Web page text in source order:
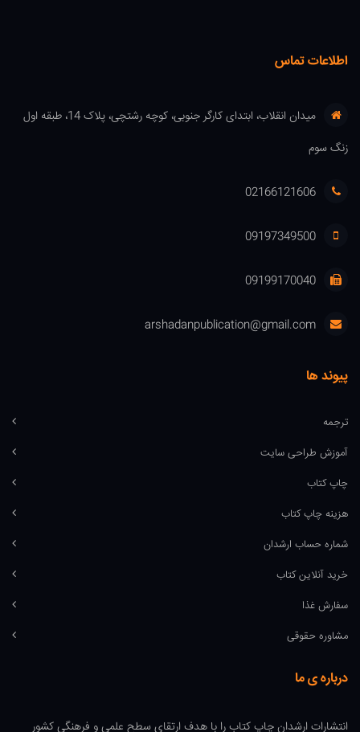
اطلاعات تماس
میدان انقلاب، ابتدای کارگر جنوبی، کوچه رشتچی، پلاک 14، طبقه اول
زنگ سوم
02166121606
09197349500
09199170040
arshadanpublication@gmail.com
پیوند ها
ترجمه
آموزش طراحی سایت
چاپ کتاب
هزینه چاپ کتاب
شماره حساب ارشدان
خرید آنلاین کتاب
سفارش غذا
مشاوره حقوقی
درباره ی ما
انتشارات ارشدان چاپ کتاب را با هدف ارتقای سطح علمی و فرهنگی کشور